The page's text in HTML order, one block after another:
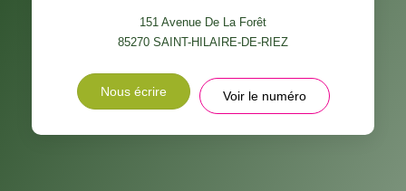
151 Avenue De La Forêt
85270 SAINT-HILAIRE-DE-RIEZ
Nous écrire Voir le numéro